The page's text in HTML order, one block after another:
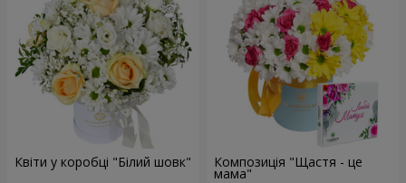
Квіти у коробці "Білий шовк" Композиція "Щастя - це
мама"